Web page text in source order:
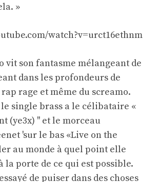
»
watch?v=urct16ethnm
vit son fantasme mélangeant de
dans les profondeurs de
rage et même du screamo.
single brass a le célibataire «
(ye3x) '' et le morceau
'sur le bas «Live on the
au monde à quel point elle
la porte de ce qui est possible.
de puiser dans des choses